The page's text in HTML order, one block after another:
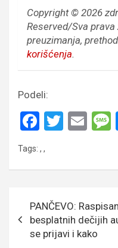
Copyright © 2026
Reserved/Sva prava
preuzimanja,
korišćenja.
Podeli:
F
ce
o
o
k
T
E
Tags: , ,
Кретање
чланка
PANČEVO:
besplatnih dečijih
se prijavi i kako